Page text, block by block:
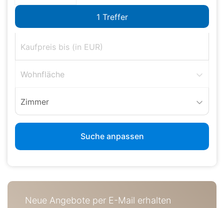
Wohnfläche
Zimmer
Suche anpassen
Neue Angebote per E-Mail erhalten